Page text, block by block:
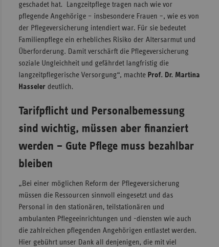
geschadet hat. Langzeitpflege tragen nach wie vor
pflegende Angehörige – insbesondere Frauen –, wie es von
der Pflegeversicherung intendiert war. Für sie bedeutet
Familienpflege ein erhebliches Risiko der Altersarmut und
Überforderung. Damit verschärft die Pflegeversicherung
soziale Ungleichheit und gefährdet langfristig die
langzeitpflegerische Versorgung“, machte Prof. Dr. Martina
Hasselerdeutlich.
Tarifpflicht und Personalbemessung
sind wichtig, müssen aber finanziert
werden – Gute Pflege muss bezahlbar
bleiben
„Bei einer möglichen Reform der Pflegeversicherung
müssen die Ressourcen sinnvoll eingesetzt und das
Personal in den stationären, teilstationären und
ambulanten Pflegeeinrichtungen und -diensten wie auch
die zahlreichen pflegenden Angehörigen entlastet werden.
Hier gebührt unser Dank all denjenigen, die mit viel